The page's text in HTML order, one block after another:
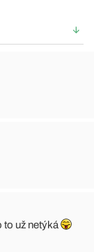
to už netýká